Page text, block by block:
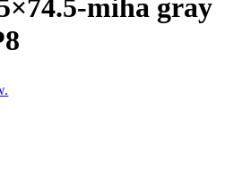
miha gray